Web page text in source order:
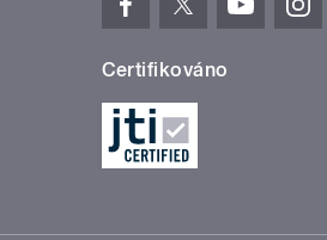
Certifikováno